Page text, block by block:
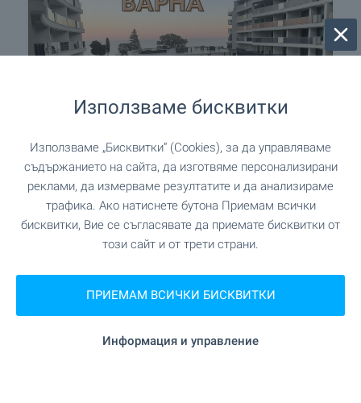
Жилища ново строителство
в гр. Варна - вашият нов дом
ви очаква!
Новото строителство във Варна е хит за
поредна година! По-голямата част от
закупените жилища са в новостроящи се
Използваме бисквитки
Използваме „Бисквитки“ (Cookies), за да управляваме
съдържанието на сайта, да изготвяме персонализирани
реклами, да измерваме резултатите и да анализираме
трафика. Ако натиснете бутона Приемам всички
бисквитки, Вие се съгласявате да приемате бисквитки от
този сайт и от трети страни.
ПРИЕМАМ ВСИЧКИ БИСКВИТКИ
Информация и управление